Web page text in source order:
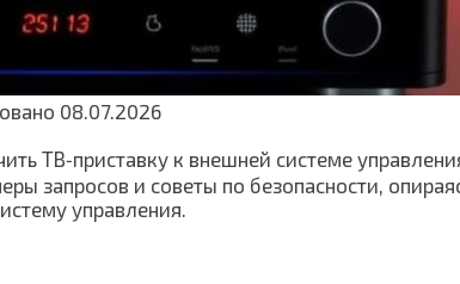
08.07.2026
ТВ‑приставку к внешней системе
запросов и советы по безопасности,
управления.